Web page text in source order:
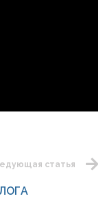
статья